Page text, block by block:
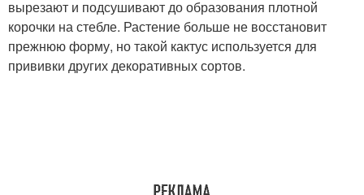
вырезают и подсушивают до образования плотной
корочки на стебле. Растение больше не восстановит
прежнюю форму, но такой кактус используется для
прививки других декоративных сортов.